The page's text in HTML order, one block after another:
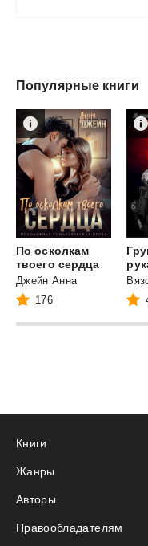
Популярные книги
По осколкам
твоего сердца
Джейн Анна
176
Книги
Жанры
Авторы
Правообладателям